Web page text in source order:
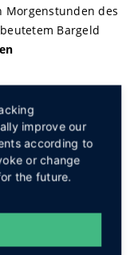
des
Bargeld
improve our
according to
or change
the future.